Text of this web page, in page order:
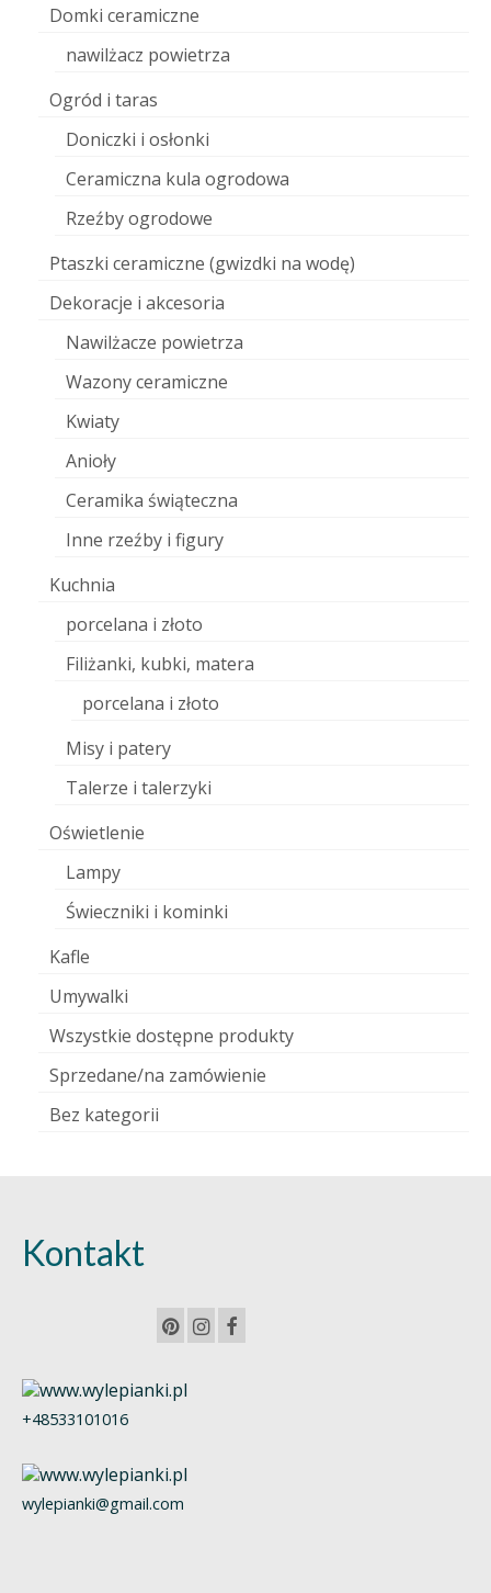
Domki ceramiczne
nawilżacz powietrza
Ogród i taras
Doniczki i osłonki
Ceramiczna kula ogrodowa
Rzeźby ogrodowe
Ptaszki ceramiczne (gwizdki na wodę)
Dekoracje i akcesoria
Nawilżacze powietrza
Wazony ceramiczne
Kwiaty
Anioły
Ceramika świąteczna
Inne rzeźby i figury
Kuchnia
porcelana i złoto
Filiżanki, kubki, matera
porcelana i złoto
Misy i patery
Talerze i talerzyki
Oświetlenie
Lampy
Świeczniki i kominki
Kafle
Umywalki
Wszystkie dostępne produkty
Sprzedane/na zamówienie
Bez kategorii
Kontakt
+48533101016
wylepianki@gmail.com